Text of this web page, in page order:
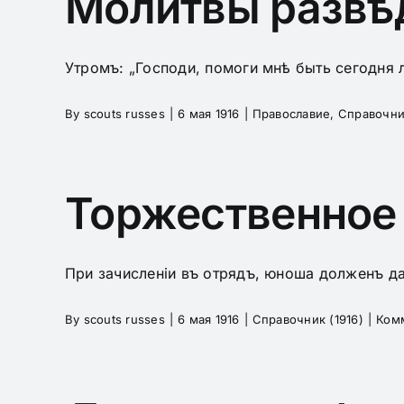
Утромъ: „Господи, помоги мнѣ быть
By scouts russes 6 мая 1916 Православие,
При зачисленіи въ отрядъ, юноша долженъ
By scouts russes 6 мая 1916 Справочник (1916)